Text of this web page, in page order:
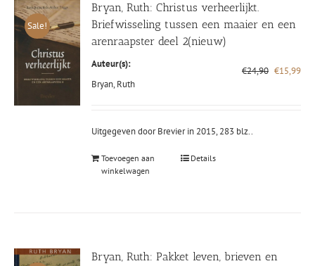
Sale!
Bryan, Ruth: Christus verheerlijkt.
Briefwisseling tussen een maaier en een
arenraapster deel 2(nieuw)
Auteur(s):
Bryan, Ruth
€24,90 €15,99
Uitgegeven door Brevier in 2015, 283 blz..
Toevoegen aan
winkelwagen
Details
Bryan, Ruth: Pakket leven, brieven en